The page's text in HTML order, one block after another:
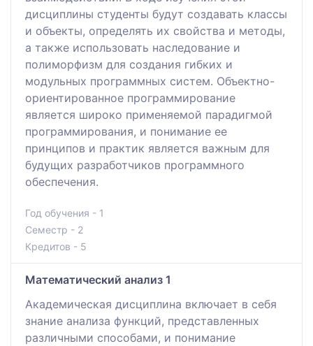
дисциплины студенты будут создавать классы
и объекты, определять их свойства и методы,
а также использовать наследование и
полиморфизм для создания гибких и
модульных программных систем. Объектно-
ориентированное программирование
является широко применяемой парадигмой
программирования, и понимание ее
принципов и практик является важным для
будущих разработчиков программного
обеспечения.
Год обучения - 1
Семестр - 2
Кредитов - 5
Математический анализ 1
Академическая дисциплина включает в себя
знание анализа функций, представленных
различными способами, и понимание